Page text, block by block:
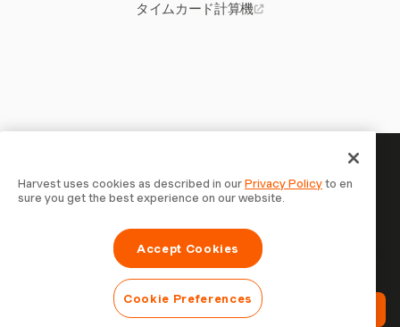
タイムカード計算機
あなたの時間には記録する価値
がある — 今すぐ始めましょう
Harvestで時間を記録し、クライアントに請求し、より速
く支払いを受ける70,000以上の企業に参加しましょう。無
Harvestを無料で試す
Harvest uses cookies as described in ourPrivacy Policyto en
sure you get the best experience on our website.
Accept Cookies
Cookie Preferences